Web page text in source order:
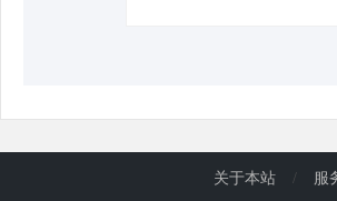
关于本站 / 服